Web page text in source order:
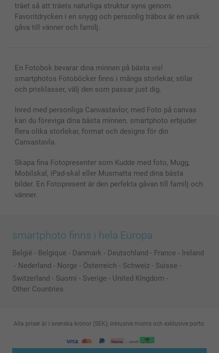
Alla fotoprodukter
träet så att träets naturliga struktur syns genom.
Favoritdrycken i en snygg och personlig träbox är en unik
gåva till vänner och familj.
En Fotobok bevarar dina minnen på bästa vis!
smartphotos Fotoböcker finns i många storlekar, stilar
och prisklasser, välj den som passar just dig.
Inred med personliga Canvastavlor, med Foto på canvas
kan du föreviga dina bästa minnen. smartphoto erbjuder
flera olika storlekar, format och designs för din
Canvastavla.
Skapa fina Fotopresenter som Kudde med foto, Mugg,
Mobilskal, iPad-skal eller Musmatta med dina bästa
bilder. En Fotopresent är den perfekta gåvan till familj och
vänner.
smartphoto finns i hela Europa
België - Belgique - Danmark - Deutschland - France - Ireland
- Nederland - Norge - Österreich - Schweiz - Suisse -
Switzerland - Suomi - Sverige - United Kingdom -
Other Countries
Alla priser är i svenska kronor (SEK), inklusive moms och exklusive porto.